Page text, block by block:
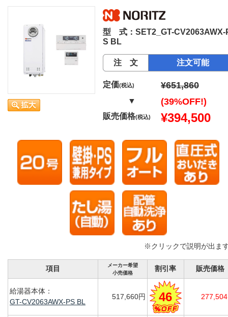
型 式：SET2_GT-CV2063AWX-
S BL
注 文 注文可能
定価(税込) ¥651,860
▼ (39%OFF!)
販売価格(税込) ¥394,500
※クリックで説明が出ま
項目
メーカー希望
小売価格
割引率 販売価格
給湯器本体：
GT-CV2063AWX-PS BL
517,660円 46